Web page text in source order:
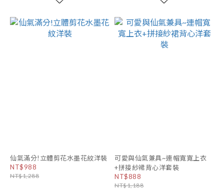
仙氣滿分!立體剪花水墨花紋洋裝
NT$988
NT$1,288
可愛與仙氣兼具~連帽寬寬上衣
+拼接紗裙背心洋套裝
NT$888
NT$1,188